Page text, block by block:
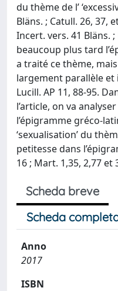
du thème de l’
Bläns. ; Catull. 26, 37,
Incert. vers. 41 Bläns.
beaucoup plus tard
a traité ce thème,
largement parallèle et
Lucill. AP 11, 88-95.
l’article, on va
l’épigramme gréco-
‘sexualisation’ du
petitesse dans
16 ; Mart. 1,35, 2,77 et
Scheda breve
Scheda
Anno
2017
ISBN